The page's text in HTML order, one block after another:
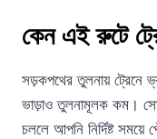
কেন এই রুটে
সড়কপথের তুলনায় ট্রেনে
ভাড়াও তুলনামূলক কম।
চললে আপনি নির্দিষ্ট